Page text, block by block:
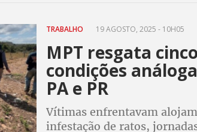
TRABALHO 19 AGOSTO, 2025 - 10H05
MPT resgata
condições
PA e PR
Vítimas enfrentavam
infestação de ratos,